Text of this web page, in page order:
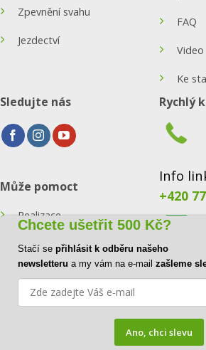
Zpevnění svahu
Jezdectví
FAQ
Video
Ke
Sledujte nás
Může pomoct
Realizace
Konfigurátor
Kontakt
Rychlý
Info
+420
E-mail:
Chcete ušetřit 500 Kč?
Stačí se přihlásit k odběru našeho
newsletteru a my vám na e-mail zašleme
Ano, chci slevu